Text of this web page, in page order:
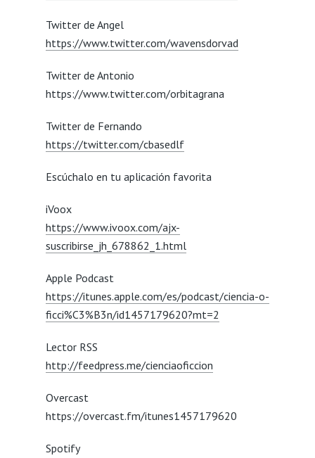
Twitter de Angel
https://www.twitter.com/wavensdorvad
Twitter de Antonio
https://www.twitter.com/orbitagrana
Twitter de Fernando
https://twitter.com/cbasedlf
Escúchalo en tu aplicación favorita
iVoox
https://www.ivoox.com/ajx-
suscribirse_jh_678862_1.html
Apple Podcast
https://itunes.apple.com/es/podcast/ciencia-o-
ficci%C3%B3n/id1457179620?mt=2
Lector RSS
http://feedpress.me/cienciaoficcion
Overcast
https://overcast.fm/itunes1457179620
Spotify